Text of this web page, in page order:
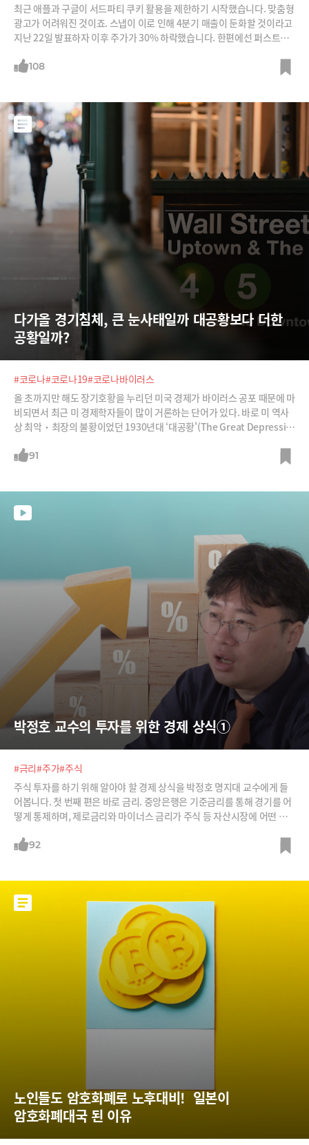
최근 애플과 구글이 서드파티 쿠키 활용을 제한하기 시작했습니다. 맞춤형
광고가 어려워진 것이죠. 스냅이 이로 인해 4분기 매출이 둔화할 것이라고
지난 22일 발표하자 이후 주가가 30% 하락했습니다. 한편에선 퍼스트파
털 마케팅의 바뀌는 문법을 소개합니다.
108
다가올 경기침체, 큰 눈사태일까 대공황보다 더한
공황일까?
#코로나#코로나19#코로나바이러스
올 초까지만 해도 장기호황을 누리던 미국 경제가 바이러스 공포 때문에 마
비되면서 최근 미 경제학자들이 많이 거론하는 단어가 있다. 바로 미 역사
상 최악‧최장의 불황이었던 1930년대 ‘대공황'(The Great Depressio
는 2조 달러(2,454조 원) 경기 부양이라는 3종 세트로 일시 반등하긴 했지
91
박정호 교수의 투자를 위한 경제 상식①
#금리#주가#주식
주식 투자를 하기 위해 알아야 할 경제 상식을 박정호 명지대 교수에게 들
어봅니다. 첫 번째 편은 바로 금리. 중앙은행은 기준금리를 통해 경기를 어
떻게 통제하며, 제로금리와 마이너스 금리가 주식 등 자산시장에 어떤 영
92
노인들도 암호화폐로 노후대비!  일본이
암호화폐대국 된 이유